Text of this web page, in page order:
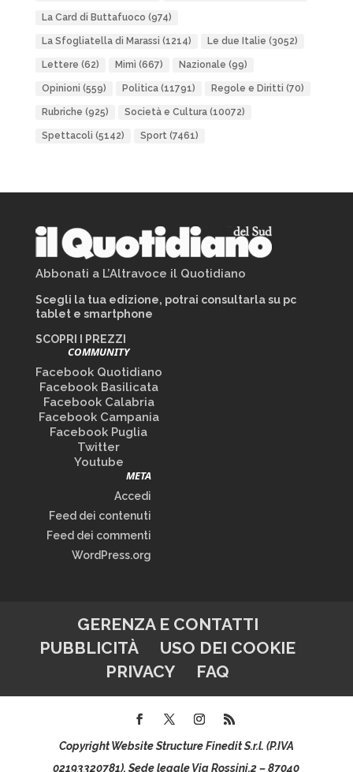
La Card di Buttafuoco (974)
La Sfogliatella di Marassi (1214) Le due Italie (3052)
Lettere (62) Mimì (667) Nazionale (99)
Opinioni (559) Politica(11791) Regole e Diritti (70)
Rubriche (925) Società e Cultura(10072)
Spettacoli (5142) Sport(7461)
Abbonati a L’Altravoce il Quotidiano
Scegli la tua edizione, potrai consultarla su pc
tablet e smartphone
SCOPRI I PREZZI
COMMUNITY
Facebook Quotidiano
Facebook Basilicata
Facebook Calabria
Facebook Campania
Facebook Puglia
Twitter
Youtube
META
Accedi
Feed dei contenuti
Feed dei commenti
WordPress.org
GERENZA E CONTATTI
PUBBLICITÀ
USO DEI COOKIE
PRIVACY
FAQ
Copyright Website Structure Finedit S.r.l. (P.IVA
02193320781), Sede legale Via Rossini,2 – 87040